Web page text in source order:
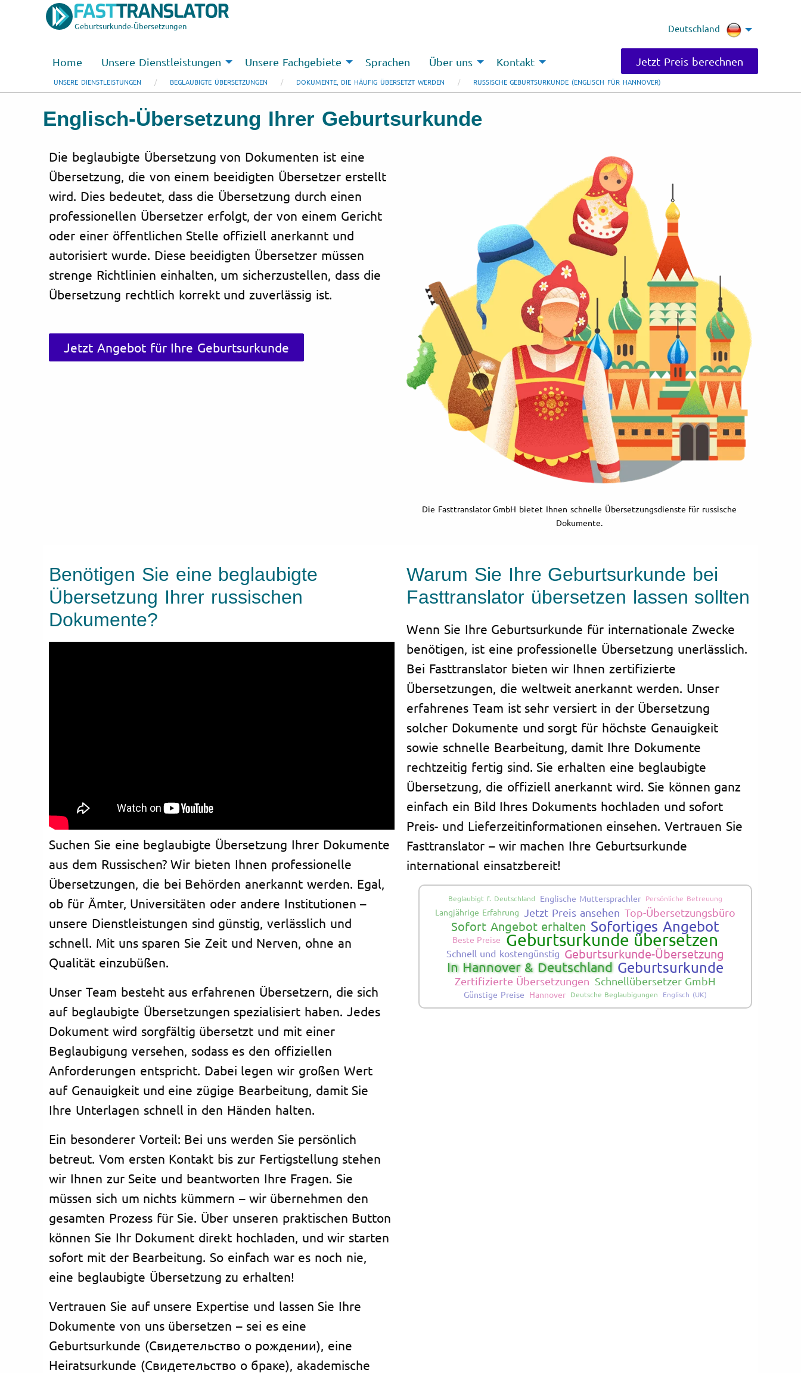
Geburtsurkunde-Übersetzungen Deutschland
Jetzt Preis berechnen
Home Unsere Dienstleistungen Unsere Fachgebiete Sprachen Über uns Kontakt
UNSERE DIENSTLEISTUNGEN BEGLAUBIGTE ÜBERSETZUNGEN DOKUMENTE, DIE HÄUFIG ÜBERSETZT WERDEN RUSSISCHE GEBURTSURKUNDE (ENGLISCH FÜR HANNOVER)
Englisch-Übersetzung Ihrer Geburtsurkunde
Die beglaubigte Übersetzung von Dokumenten ist eine
Übersetzung, die von einem beeidigten Übersetzer erstellt
wird. Dies bedeutet, dass die Übersetzung durch einen
professionellen Übersetzer erfolgt, der von einem Gericht
oder einer öffentlichen Stelle offiziell anerkannt und
autorisiert wurde. Diese beeidigten Übersetzer müssen
strenge Richtlinien einhalten, um sicherzustellen, dass die
Übersetzung rechtlich korrekt und zuverlässig ist.
Jetzt Angebot für Ihre Geburtsurkunde
Die Fasttranslator GmbH bietet Ihnen schnelle Übersetzungsdienste für russische
Dokumente.
Benötigen Sie eine beglaubigte
Übersetzung Ihrer russischen
Dokumente?
Suchen Sie eine beglaubigte Übersetzung Ihrer Dokumente
aus dem Russischen? Wir bieten Ihnen professionelle
Übersetzungen, die bei Behörden anerkannt werden. Egal,
ob für Ämter, Universitäten oder andere Institutionen –
unsere Dienstleistungen sind günstig, verlässlich und
schnell. Mit uns sparen Sie Zeit und Nerven, ohne an
Qualität einzubüßen.
Unser Team besteht aus erfahrenen Übersetzern, die sich
auf beglaubigte Übersetzungen spezialisiert haben. Jedes
Dokument wird sorgfältig übersetzt und mit einer
Beglaubigung versehen, sodass es den offiziellen
Anforderungen entspricht. Dabei legen wir großen Wert
auf Genauigkeit und eine zügige Bearbeitung, damit Sie
Ihre Unterlagen schnell in den Händen halten.
Ein besonderer Vorteil: Bei uns werden Sie persönlich
betreut. Vom ersten Kontakt bis zur Fertigstellung stehen
wir Ihnen zur Seite und beantworten Ihre Fragen. Sie
müssen sich um nichts kümmern – wir übernehmen den
gesamten Prozess für Sie. Über unseren praktischen Button
können Sie Ihr Dokument direkt hochladen, und wir starten
sofort mit der Bearbeitung. So einfach war es noch nie,
eine beglaubigte Übersetzung zu erhalten!
Vertrauen Sie auf unsere Expertise und lassen Sie Ihre
Dokumente von uns übersetzen – sei es eine
Geburtsurkunde (Свидетельство о рождении), eine
Heiratsurkunde (Свидетельство о браке), akademische
Warum Sie Ihre Geburtsurkunde bei
Fasttranslator übersetzen lassen sollten
Wenn Sie Ihre Geburtsurkunde für internationale Zwecke
benötigen, ist eine professionelle Übersetzung unerlässlich.
Bei Fasttranslator bieten wir Ihnen zertifizierte
Übersetzungen, die weltweit anerkannt werden. Unser
erfahrenes Team ist sehr versiert in der Übersetzung
solcher Dokumente und sorgt für höchste Genauigkeit
sowie schnelle Bearbeitung, damit Ihre Dokumente
rechtzeitig fertig sind. Sie erhalten eine beglaubigte
Übersetzung, die offiziell anerkannt wird. Sie können ganz
einfach ein Bild Ihres Dokuments hochladen und sofort
Preis- und Lieferzeitinformationen einsehen. Vertrauen Sie
Fasttranslator – wir machen Ihre Geburtsurkunde
international einsatzbereit!
Beglaubigt f. Deutschland Englische Muttersprachler Persönliche Betreuung
Langjährige Erfahrung Jetzt Preis ansehen Top-Übersetzungsbüro
Sofort Angebot erhalten Sofortiges Angebot
Beste Preise Geburtsurkunde übersetzen
Schnell und kostengünstig Geburtsurkunde-Übersetzung
In Hannover & Deutschland Geburtsurkunde
Zertifizierte Übersetzungen Schnellübersetzer GmbH
Günstige Preise Hannover Deutsche Beglaubigungen Englisch (UK)